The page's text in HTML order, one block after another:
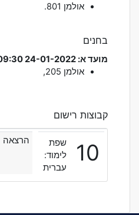
אולמן
בחנים
מועד א: 24-01-2022 09:30 - 11:30
אולמן
קבוצות רישום
10
שפת
לימוד:
עברית
הרצאה